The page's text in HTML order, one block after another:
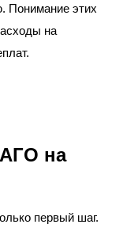
Понимание этих
на
на
первый шаг.